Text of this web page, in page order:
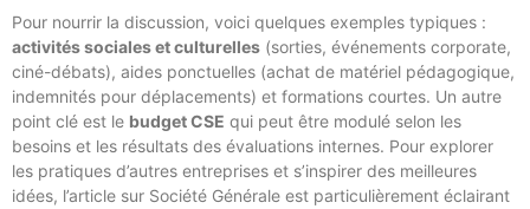
Pour nourrir la discussion, voici quelques exemples typiques :
activités sociales et culturelles (sorties, événements corporate,
ciné-débats), aides ponctuelles (achat de matériel pédagogique,
indemnités pour déplacements) et formations courtes. Un autre
point clé est le budget CSE qui peut être modulé selon les
besoins et les résultats des évaluations internes. Pour explorer
les pratiques d’autres entreprises et s’inspirer des meilleures
idées, l’article sur Société Générale est particulièrement éclairant